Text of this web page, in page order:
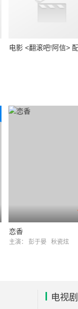
电影 <翻滚吧!阿信>
恋香
主演： 彭于晏 秋瓷炫
电视剧